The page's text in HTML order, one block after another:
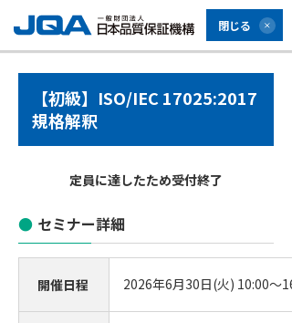
閉じる
【初級】ISO/IEC 17025:2017
規格解釈
定員に達したため受付終了
セミナー詳細
開催日程 2026年6月30日(火) 10:00～